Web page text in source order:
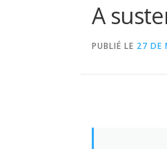
A
PUBLIÉ LE 27 DE